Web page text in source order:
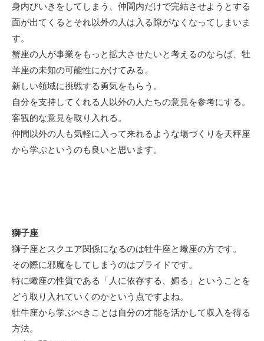
身内びいきをしてしまう、仲間内だけで完結させようとする
面が出てくるとそれ以外の人は入る隙がなくなってしまいま
す。
蟹座の人が事業をもっと拡大させたいと考えるのならば、牡
羊座の未知の可能性にかけてみる。
新しい領域に挑戦する勇気をもらう。
自分を支持してくれる人以外の人たちの意見を参考にする。
客観的な意見を取り入れる。
仲間以外の人も気軽に入って来れるような場づくりを天秤座
から学ぶというのも良いと思います。
獅子座
獅子座とスクエア関係になるのは牡牛座と蠍座の方です。
その際に邪魔をしてしまうのはプライドです。
特に蠍座の性質である「人に依存する、媚る」ということを
どう取り入れていくのかという点ですよね。
牡牛座から学ぶべきことは自分の才能を活かして収入を得る
方法。